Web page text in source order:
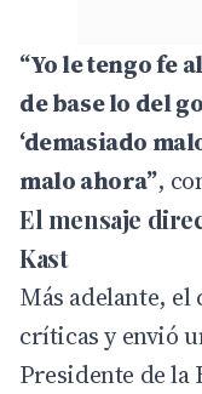
“Yo le tengo fe
de base lo del
‘demasiado
malo ahora”,
El mensaje
Kast
Más adelante, el
críticas y envió
Presidente de la